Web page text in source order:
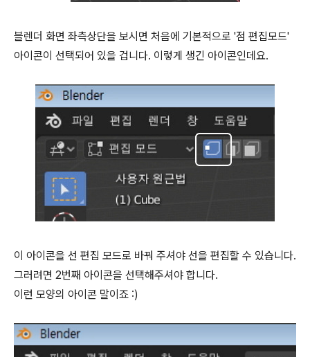
블렌더 화면 좌측상단을 보시면 처음에 기본적으로 '점 편집모드'
아이콘이 선택되어 있을 겁니다. 이렇게 생긴 아이콘인데요.
이 아이콘을 선 편집 모드로 바꿔 주셔야 선을 편집할 수 있습니다.
그러려면 2번째 아이콘을 선택해주셔야 합니다.
이런 모양의 아이콘 말이죠 :)